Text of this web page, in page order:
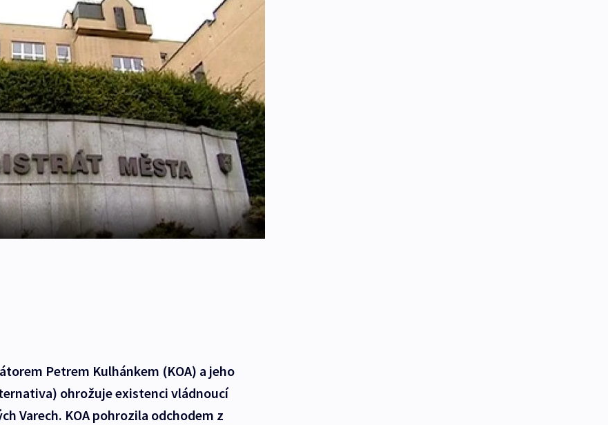
Petrem Kulhánkem (KOA) a jeho
ohrožuje existenci vládnoucí
Varech. KOA pohrozila odchodem z